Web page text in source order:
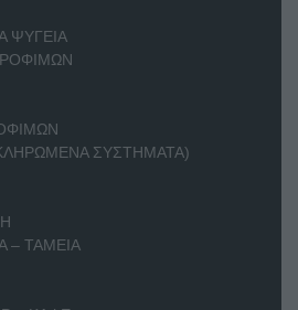
ΨΥΓΕΙΑ
ΣΥΣΤΗΜΑΤΑ)
– ΤΑΜΕΙΑ